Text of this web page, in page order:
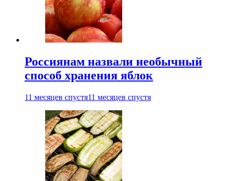
Россиянам назвали необычный
способ хранения яблок
11 месяцев спустя11 месяцев спустя